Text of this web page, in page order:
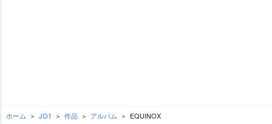
ホーム JO1 作品 アルバム EQUINOX